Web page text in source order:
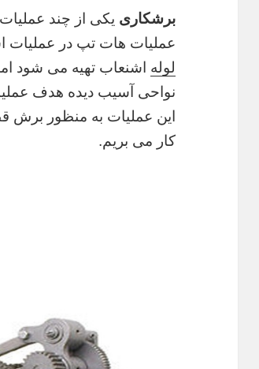
برشکاری یکی از چند
عملیات هات تپ در عملیات
لوله اشنعاب تهیه می شود
نواحی آسیب دیده هدف
این عملیات به منظور برش
کار می بریم.